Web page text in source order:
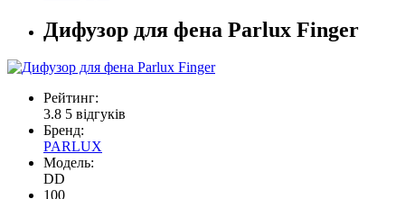
Дифузор для фена Parlux Finger
Рейтинг:
3.8 5 відгуків
Бренд:
PARLUX
Модель:
DD
100